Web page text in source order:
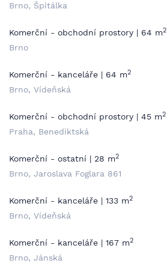
Brno, Špitálka
Komerční - obchodní prostory | 64 m2
Brno
Komerční - kanceláře | 64 m2
Brno, Vídeňská
Komerční - obchodní prostory | 45 m2
Praha, Benediktská
Komerční - ostatní | 28 m2
Brno, Jaroslava Foglara 861
Komerční - kanceláře | 133 m2
Brno, Vídeňská
Komerční - kanceláře | 167 m2
Brno, Jánská